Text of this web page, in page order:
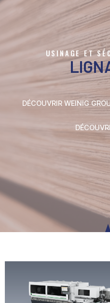
USINAGE ET
DÉCOUVRIR WEINIG